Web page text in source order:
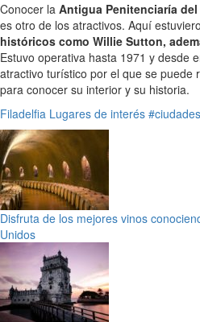
Conocer la Antigua Penitenciaría
es otro de los atractivos. Aquí
históricos como Willie Sutton,
Estuvo operativa hasta 1971 y desde
atractivo turístico por el que se puede
para conocer su interior y su historia.
Filadelfia Lugares de interés #ciudades
Disfruta de los mejores vinos
Unidos